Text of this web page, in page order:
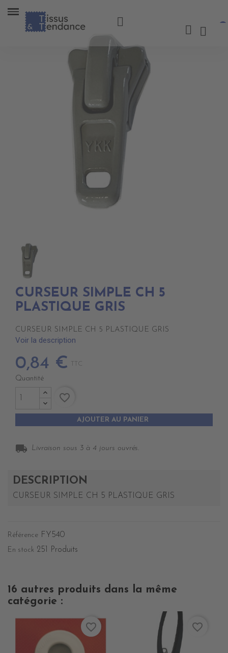
CURSEUR SIMPLE CH 5
PLASTIQUE GRIS
CURSEUR SIMPLE CH 5 PLASTIQUE GRIS
Voir la description
0,84 € TTC
Quantité
AJOUTER AU PANIER
favorite_border
local_shipping Livraison sous 3 à 4 jours ouvrés.
DESCRIPTION
CURSEUR SIMPLE CH 5 PLASTIQUE GRIS
Référence FY540
En stock 251 Produits
16 autres produits dans la même
catégorie :
favorite_border favorite_border